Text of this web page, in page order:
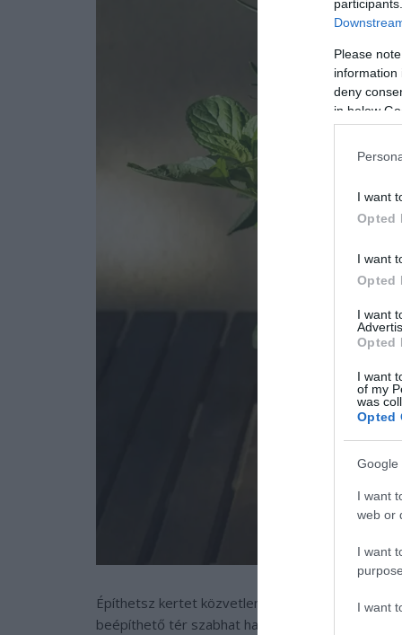
Please
information
deny
in below
I want
Opted
I want
Opted
I want
Opted
I want
of my
was
Opted
Google
I want
web or
I want
I want
Építhetsz kertet közvetlenül a fal mellé, de akár
beépíthető tér szabhat határt.